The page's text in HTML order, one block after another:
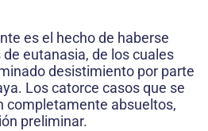
es el hecho de haberse
eutanasia, de los cuales
desistimiento por parte
Los catorce casos que se
completamente absueltos,
preliminar.